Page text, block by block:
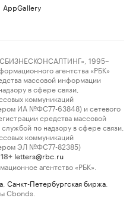
AppGallery
1995–
агентства «РБК»
массовой информации
в сфере связи,
коммуникаций
ИА №ФС77-63848) и сетевого
средства массовой
по надзору в сфере связи,
коммуникаций
ЭЛ №ФС77-82385)
18+ letters@rbc.ru
агентство «РБК».
Санкт-Петербургская биржа
Cbonds.